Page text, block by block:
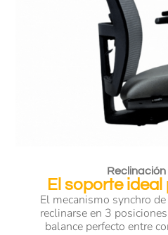
El soporte
El mecanismo synchro
reclinarse en 3
balance perfecto entre